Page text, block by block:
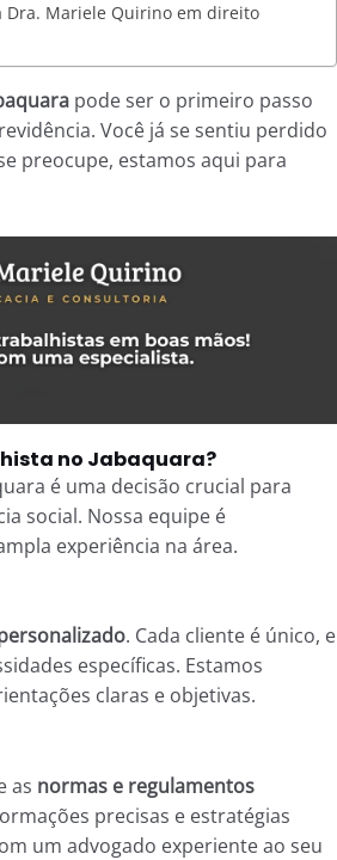
Dra. Mariele Quirino em direito
pode ser o primeiro passo
Você já se sentiu perdido
preocupe, estamos aqui para
no Jabaquara?
é uma decisão crucial para
social. Nossa equipe é
experiência na área.
. Cada cliente é único, e
específicas. Estamos
claras e objetivas.
as normas e regulamentos
precisas e estratégias
um advogado experiente ao seu